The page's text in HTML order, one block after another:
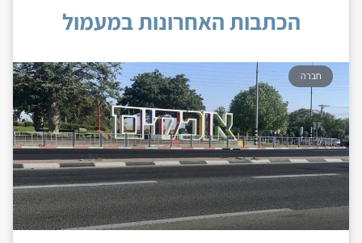
הכתבות האחרונות במעמול
חברה